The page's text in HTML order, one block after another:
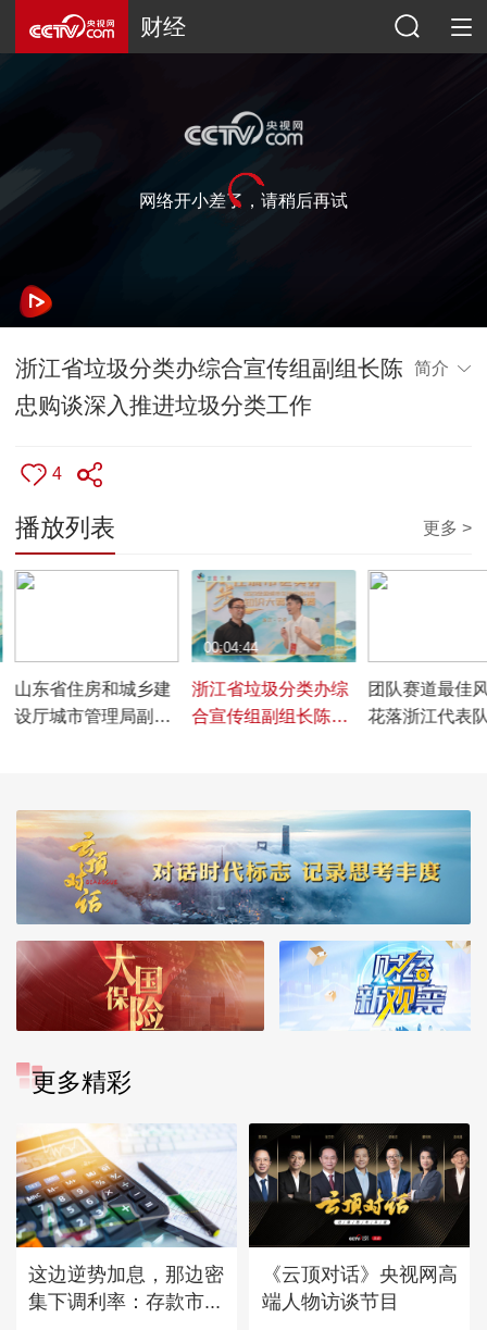
财经
网络开小差了，请稍后再试
浙江省垃圾分类办综合宣传组副组长陈
忠购谈深入推进垃圾分类工作
简介
4
播放列表 更多 >
山东省住房和城乡建
设厅城市管理局副局
浙江省垃圾分类办综
合宣传组副组长陈忠
00:04:44
团队赛道最佳
花落浙江代表
更多精彩
这边逆势加息，那边密
集下调利率：存款市...
《云顶对话》央视网高
端人物访谈节目